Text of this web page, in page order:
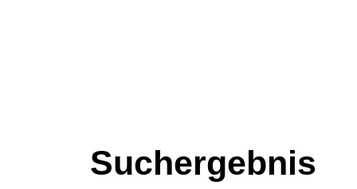
Suchergebnis